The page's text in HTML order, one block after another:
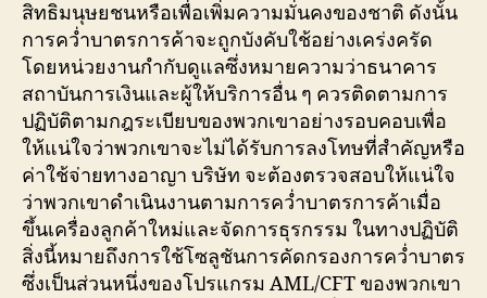
สิทธิมนุษยชนหรือเพื่อเพิ่มความมั่นคงของชาติ ดังนั้น
การคว่ำบาตรการค้าจะถูกบังคับใช้อย่างเคร่งครัด
โดยหน่วยงานกำกับดูแลซึ่งหมายความว่าธนาคาร
สถาบันการเงินและผู้ให้บริการอื่น ๆ ควรติดตามการ
ปฏิบัติตามกฎระเบียบของพวกเขาอย่างรอบคอบเพื่อ
ให้แน่ใจว่าพวกเขาจะไม่ได้รับการลงโทษที่สำคัญหรือ
ค่าใช้จ่ายทางอาญา บริษัท จะต้องตรวจสอบให้แน่ใจ
ว่าพวกเขาดำเนินงานตามการคว่ำบาตรการค้าเมื่อ
ขึ้นเครื่องลูกค้าใหม่และจัดการธุรกรรม ในทางปฏิบัติ
สิ่งนี้หมายถึงการใช้โซลูชันการคัดกรองการคว่ำบาตร
ซึ่งเป็นส่วนหนึ่งของโปรแกรม AML/CFT ของพวกเขา